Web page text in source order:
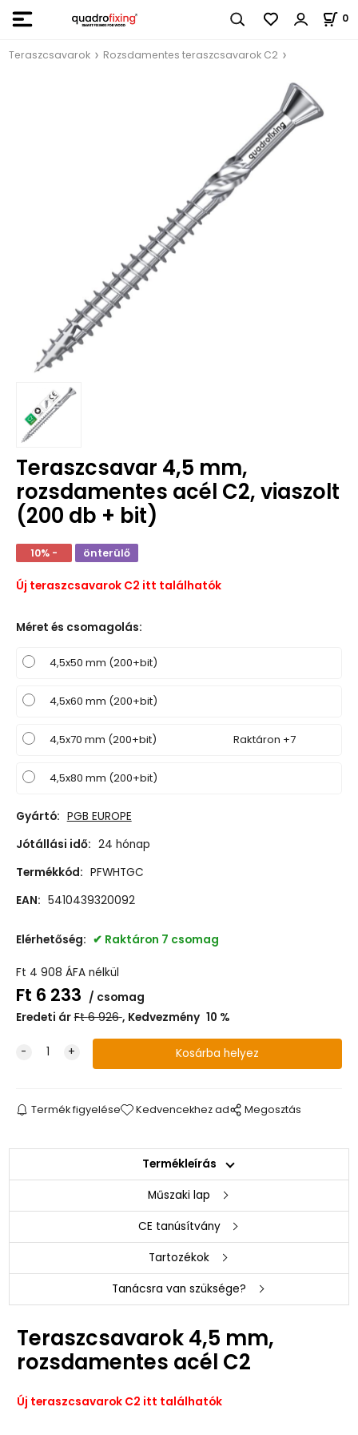
0
Teraszcsavarok Rozsdamentes teraszcsavarok C2
Teraszcsavar 4,5 mm,
rozsdamentes acél C2, viaszolt
(200 db + bit)
10% - önterülő
Új teraszcsavarok C2 itt találhatók
Méret és csomagolás:
4,5x50 mm (200+bit)
4,5x60 mm (200+bit)
4,5x70 mm (200+bit) Raktáron +7
4,5x80 mm (200+bit)
Gyártó: PGB EUROPE
Jótállási idő: 24 hónap
Termékkód: PFWHTGC
EAN: 5410439320092
Elérhetőség: Raktáron 7 csomag
Ft 4 908 ÁFA nélkül
Ft 6 233
csomag
Eredeti ár Ft6 926 Kedvezmény 10 %
Termék figyelése Kedvencekhez ad Megosztás
Termékleírás
Műszaki lap
CE tanúsítvány
Tartozékok
Tanácsra van szüksége?
Teraszcsavarok 4,5 mm,
rozsdamentes acél C2
Új teraszcsavarok C2 itt találhatók